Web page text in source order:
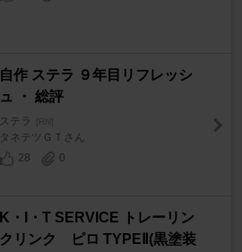
自作 ステラ ９年目リフレッシ
ュ ・ 総評
ステラ [RN]
タネテツＧＴさん
28
0
K・I・T SERVICE トレーリン
クリンク ピロ TYPEⅡ(黒塗装